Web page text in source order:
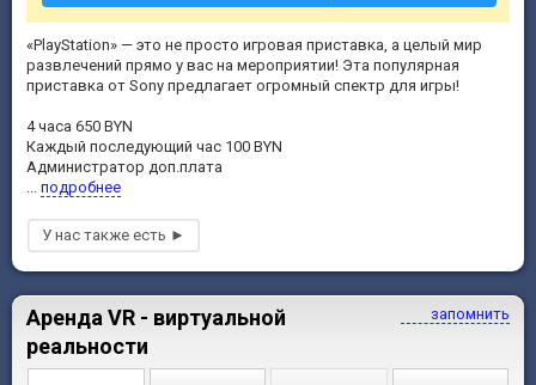
«PlayStation» — это не просто игровая приставка, а целый мир
развлечений прямо у вас на мероприятии! Эта популярная
приставка от Sony предлагает огромный спектр для игры!
4 часа 650 BYN
Каждый последующий час 100 BYN
Администратор доп.плата
... подробнее
запомнить
Аренда VR - виртуальной
реальности